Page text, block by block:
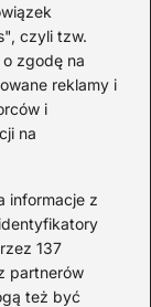
czyli tzw.
zgodę na
reklamy i
i
na
informacje z
137
partnerów
też być
dla